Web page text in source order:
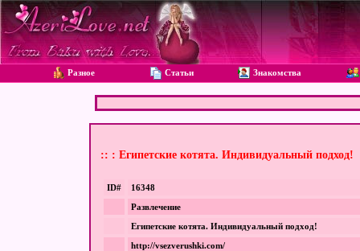
Разное Статьи Знакомства
:: : Египетские котята. Индивидуальный подход!
ID#
16348
Развлечение
Египетские котята. Индивидуальный подход!
http://vsezverushki.com/